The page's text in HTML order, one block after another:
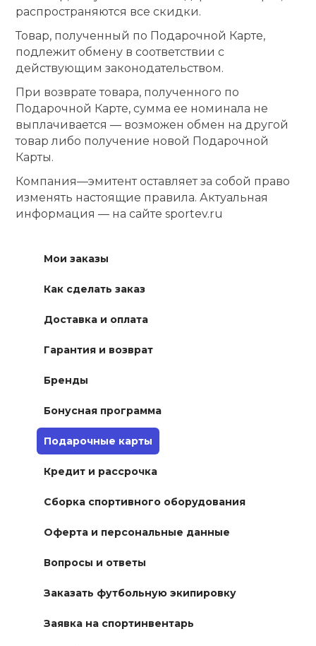
распространяются все скидки.
Товар, полученный по Подарочной Карте,
подлежит обмену в соответствии с
действующим законодательством.
При возврате товара‚ полученного по
Подарочной Карте, сумма ее номинала не
выплачивается — возможен обмен на другой
товар либо получение новой Подарочной
Карты.
Компания—эмитент оставляет за собой право
изменять настоящие правила. Актуальная
информация — на сайте sportev.ru
Мои заказы
Как сделать заказ
Доставка и оплата
Гарантия и возврат
Бренды
Бонусная программа
Подарочные карты
Кредит и рассрочка
Сборка спортивного оборудования
Оферта и персональные данные
Вопросы и ответы
Заказать футбольную экипировку
Заявка на спортинвентарь